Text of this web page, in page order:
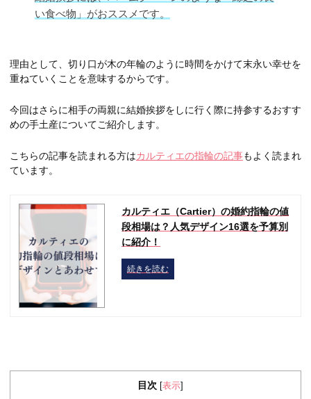
い食べ物」がおススメです。
理由として、切り口が木の年輪のように時間をかけて末永い幸せを
重ねていくことを意味するからです。
今回はさらに相手の両親に結婚挨拶をしに行く際に持参するおすす
めの手土産についてご紹介します。
こちらの記事を読まれる方はカルティエの指輪の記事もよく読まれ
ています。
カルティエ（Cartier）の婚約指輪の値
段相場は？人気デザイン16選を予算別
に紹介！
続きを読む
目次 表示